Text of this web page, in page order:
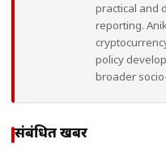
practical and
reporting.
policy
broader
संबंधित खबरें